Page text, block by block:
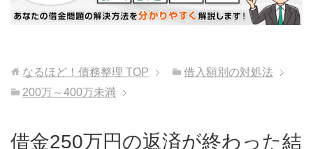
なるほど！債務整理 TOP
借入額別の対処法
200万～400万未満
借金250万円の返済が終わった結